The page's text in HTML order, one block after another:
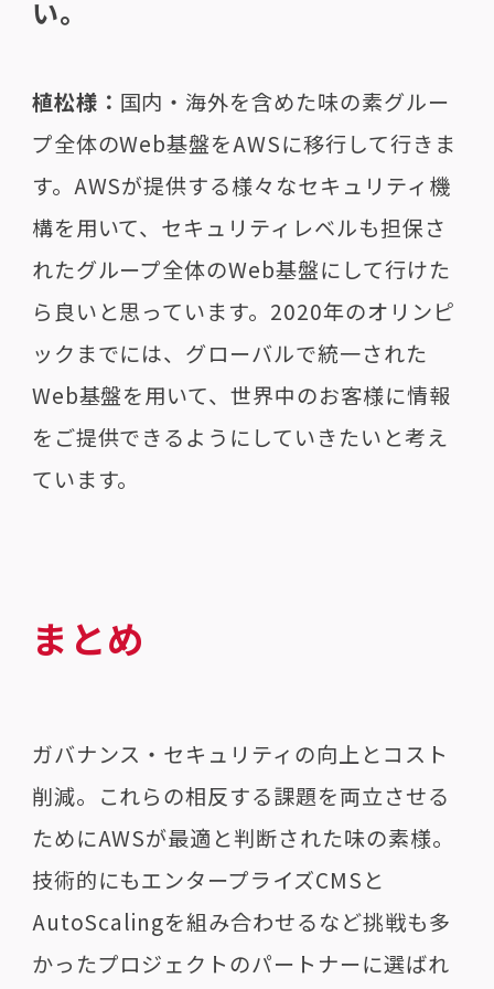
い。
植松様： 国内・海外を含めた味の素グルー
プ全体のWeb基盤をAWSに移行して行きま
す。AWSが提供する様々なセキュリティ機
構を用いて、セキュリティレベルも担保さ
れたグループ全体のWeb基盤にして行けた
ら良いと思っています。2020年のオリンピ
ックまでには、グローバルで統一された
Web基盤を用いて、世界中のお客様に情報
をご提供できるようにしていきたいと考え
ています。
まとめ
ガバナンス・セキュリティの向上とコスト
削減。これらの相反する課題を両立させる
ためにAWSが最適と判断された味の素様。
技術的にもエンタープライズCMSと
AutoScalingを組み合わせるなど挑戦も多
かったプロジェクトのパートナーに選ばれ